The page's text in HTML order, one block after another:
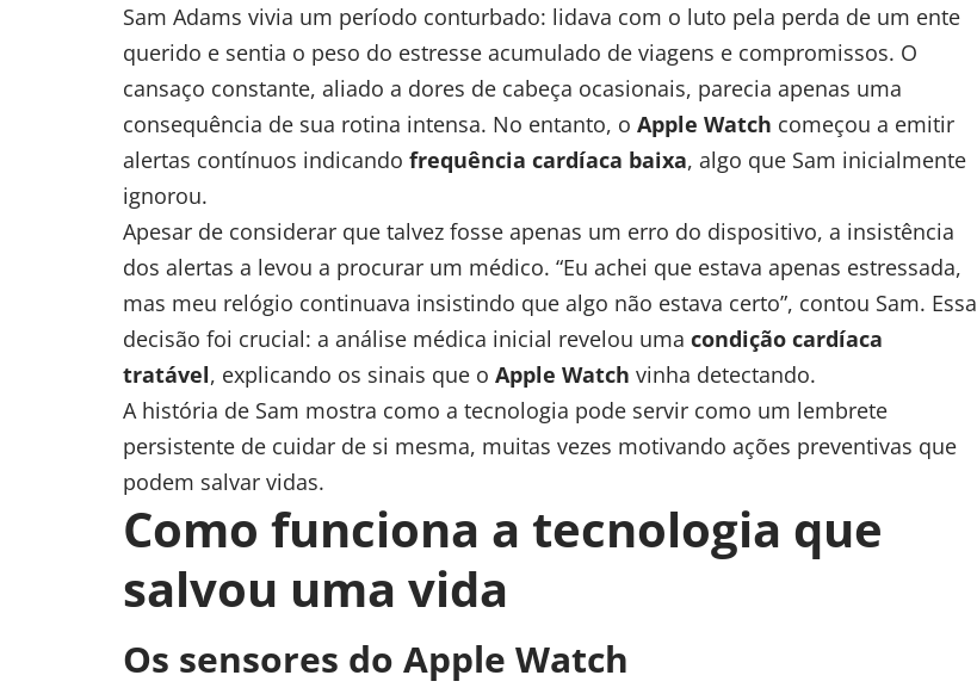
Sam Adams vivia um período conturbado: lidava com o luto pela perda de um ente
querido e sentia o peso do estresse acumulado de viagens e compromissos. O
cansaço constante, aliado a dores de cabeça ocasionais, parecia apenas uma
consequência de sua rotina intensa. No entanto, o Apple Watch começou a emitir
alertas contínuos indicando frequência cardíaca baixa, algo que Sam inicialmente
ignorou.
Apesar de considerar que talvez fosse apenas um erro do dispositivo, a insistência
dos alertas a levou a procurar um médico. “Eu achei que estava apenas estressada,
mas meu relógio continuava insistindo que algo não estava certo”, contou Sam. Essa
decisão foi crucial: a análise médica inicial revelou uma condição cardíaca
tratável, explicando os sinais que o Apple Watch vinha detectando.
A história de Sam mostra como a tecnologia pode servir como um lembrete
persistente de cuidar de si mesma, muitas vezes motivando ações preventivas que
podem salvar vidas.
Como funciona a tecnologia que
salvou uma vida
Os sensores do Apple Watch